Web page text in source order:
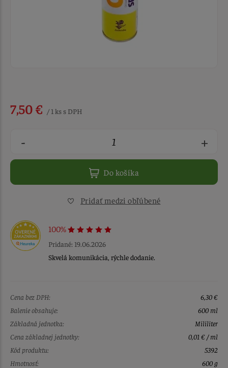
7,50 € / 1 ks s DPH
- +
Do košíka
Pridať medzi obľúbené
100%
Pridané: 19.06.2026
Skvelá komunikácia, rýchle dodanie.
Cena bez DPH:
6,30 €
Balenie obsahuje:
600 ml
Základná jednotka:
Mililiter
Cena základnej jednotky:
0,01 € / ml
Kód produktu:
5392
Hmotnosť:
600 g